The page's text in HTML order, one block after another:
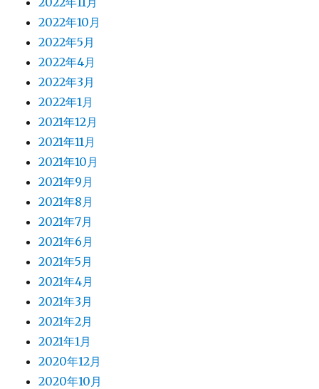
2022年10月
2022年5月
2022年4月
2022年3月
2022年1月
2021年12月
2021年11月
2021年10月
2021年9月
2021年8月
2021年7月
2021年6月
2021年5月
2021年4月
2021年3月
2021年2月
2021年1月
2020年12月
2020年10月